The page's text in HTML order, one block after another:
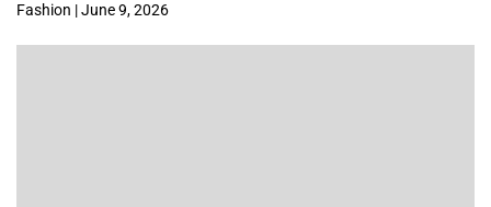
Fashion | June 9, 2026